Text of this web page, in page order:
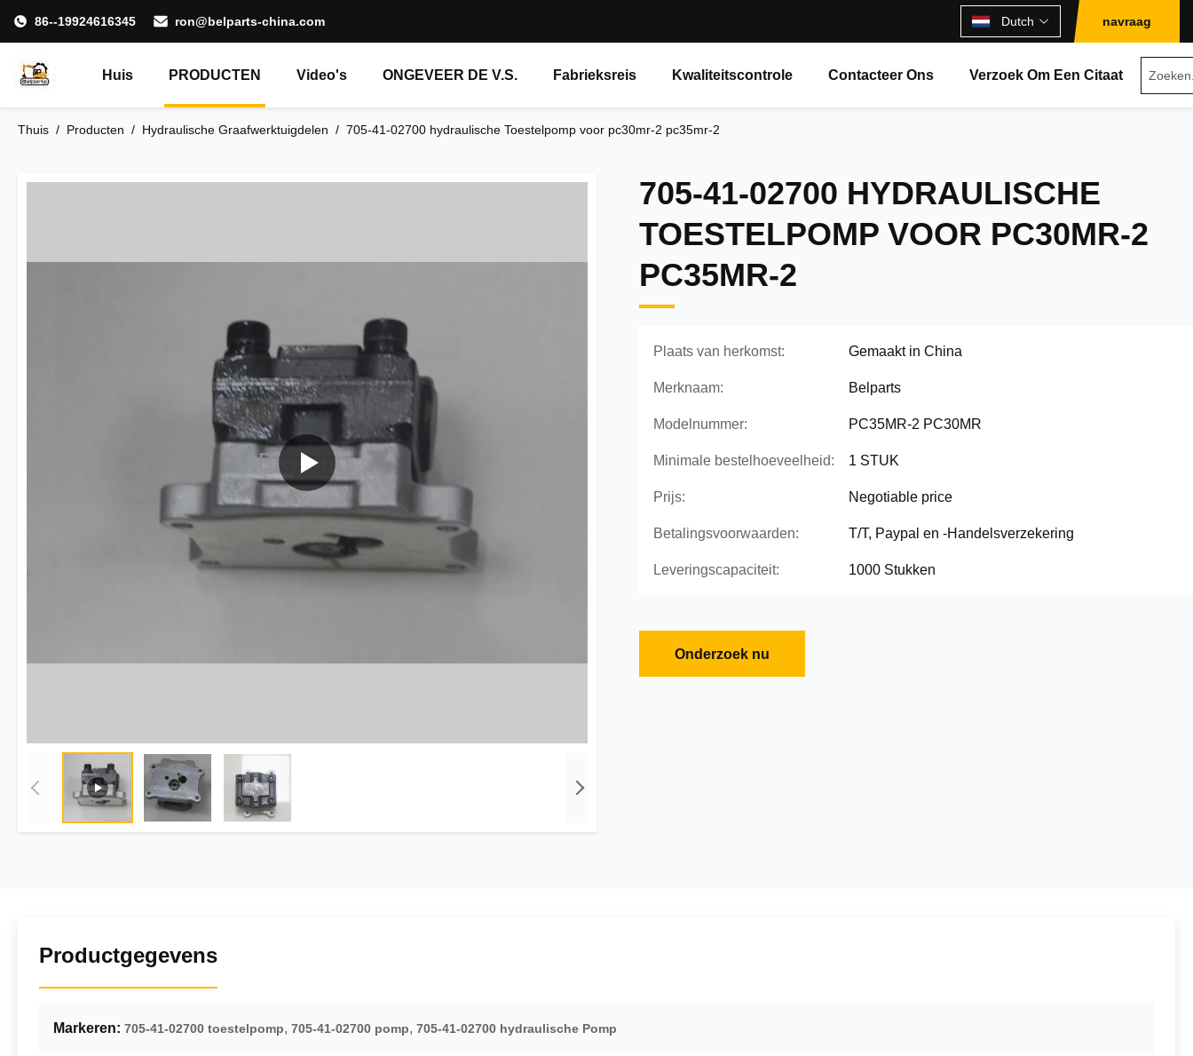
86--19924616345 ron@belparts-china.com Dutch navraag
Huis PRODUCTEN Video's ONGEVEER DE V.S. Fabrieksreis Kwaliteitscontrole Contacteer Ons Verzoek Om Een Citaat
Thuis / Producten / Hydraulische Graafwerktuigdelen / 705-41-02700 hydraulische Toestelpomp voor pc30mr-2 pc35mr-2
705-41-02700 HYDRAULISCHE
TOESTELPOMP VOOR PC30MR-2
PC35MR-2
Plaats van herkomst: Gemaakt in China
Merknaam: Belparts
Modelnummer: PC35MR-2 PC30MR
Minimale bestelhoeveelheid: 1 STUK
Prijs: Negotiable price
Betalingsvoorwaarden: T/T, Paypal en -Handelsverzekering
Leveringscapaciteit: 1000 Stukken
Onderzoek nu
Productgegevens
Markeren: 705-41-02700 toestelpomp, 705-41-02700 pomp, 705-41-02700 hydraulische Pomp